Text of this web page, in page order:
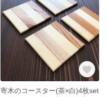
寄木のコースター(茶×白)4枚set